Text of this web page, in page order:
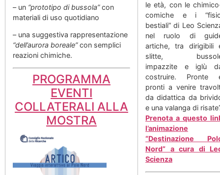
– un “prototipo di bussola”con
materiali di uso quotidiano
– una suggestiva rappresentazione
“dell’aurora boreale”con semplici
reazioni chimiche.
PROGRAMMA
EVENTI
COLLATERALI ALLA
MOSTRA
le età, con le
comiche e i
bestiali” di Leo
nel ruolo di
artiche, tra dirigibili
slitte,
impazzite e iglù
costruire. Pronte
pronti a venire
da didattica da
e una valanga di
Prenota a questo
l’animazione
“Destinazione
Nord” a cura di
Scienza